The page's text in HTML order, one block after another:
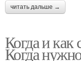
читать дальше →
Когда и
Когда